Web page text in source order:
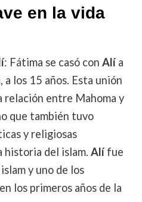
en la vida
: Fátima se casó con Alía
a los 15 años. Esta unión
relación entre Mahoma y
que también tuvo
y religiosas
historia del islam. Alífue
y uno de los
los primeros años de la